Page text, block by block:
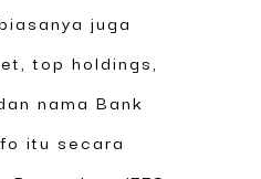
juga
top holdings,
nama Bank
itu secara